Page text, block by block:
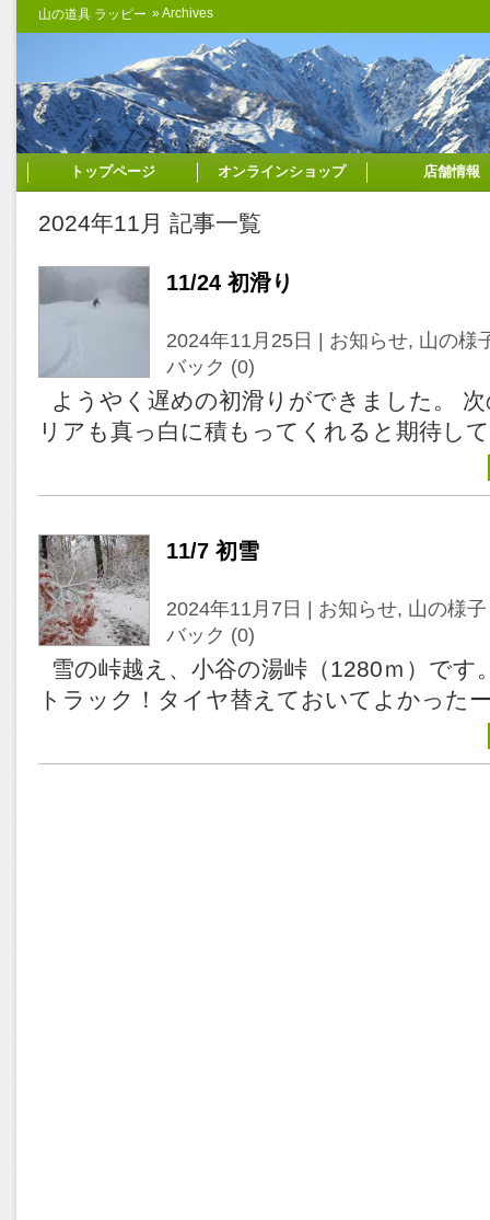
山の道具 ラッピー » Archives
トップページ オンラインショップ 店舗情報
2024年11月 記事一覧
11/24 初滑り
2024年11月25日 | お知らせ, 山の様
バック (0)
ようやく遅めの初滑りができました。
リアも真っ白に積もってくれると期待し
11/7 初雪
2024年11月7日 | お知らせ, 山の様子
バック (0)
雪の峠越え、小谷の湯峠（1280ｍ）です
トラック！タイヤ替えておいてよかった